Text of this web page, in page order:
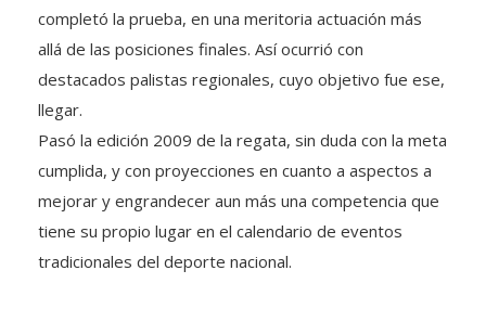
completó la prueba, en una meritoria actuación más
allá de las posiciones finales. Así ocurrió con
destacados palistas regionales, cuyo objetivo fue ese,
llegar.
Pasó la edición 2009 de la regata, sin duda con la meta
cumplida, y con proyecciones en cuanto a aspectos a
mejorar y engrandecer aun más una competencia que
tiene su propio lugar en el calendario de eventos
tradicionales del deporte nacional.